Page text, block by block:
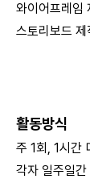
와이어프레임
스토리보드 제
활동방식
주 1회, 1시간
각자 일주일